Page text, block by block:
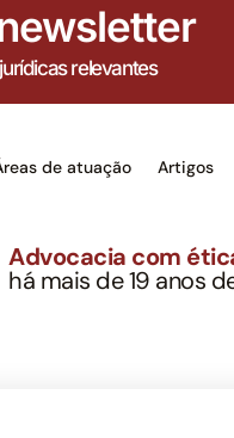
relevantes
de atuação Artigos
Advocacia com
há mais de 19 anos
Meta Platforms, Inc.,
de advogados, de